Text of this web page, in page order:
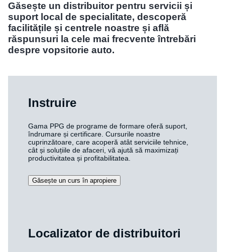
Găsește un distribuitor pentru servicii și
suport local de specialitate, descoperă
facilitățile și centrele noastre și află
răspunsuri la cele mai frecvente întrebări
despre vopsitorie auto.
Instruire
Gama PPG de programe de formare oferă suport,
îndrumare și certificare. Cursurile noastre
cuprinzătoare, care acoperă atât serviciile tehnice,
cât și soluțiile de afaceri, vă ajută să maximizați
productivitatea și profitabilitatea.
Găsește un curs în apropiere
Localizator de distribuitori